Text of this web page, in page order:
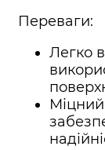
Переваги:
Легко
Міцний